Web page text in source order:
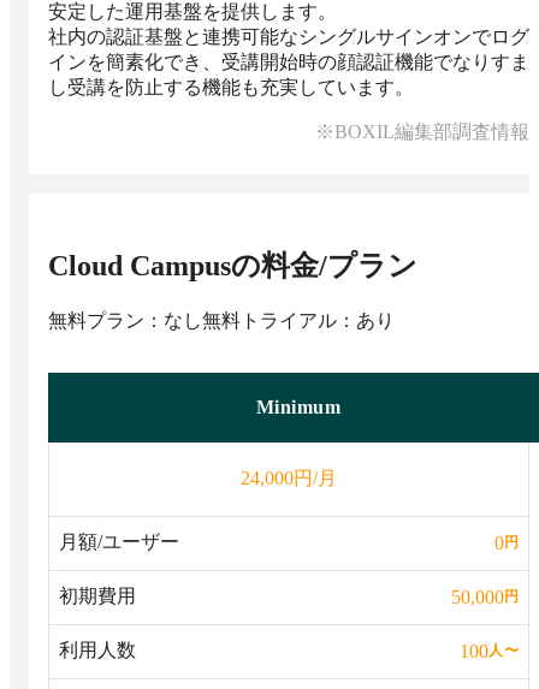
安定した運用基盤を提供します。
社内の認証基盤と連携可能なシングルサインオンでログ
インを簡素化でき、受講開始時の顔認証機能でなりすま
し受講を防止する機能も充実しています。
※BOXIL編集部調査情報
Cloud Campusの料金/プラン
無料プラン：なし無料トライアル：あり
Minimum
24,000円/月
月額/ユーザー 0円
初期費用 50,000円
利用人数 100人〜